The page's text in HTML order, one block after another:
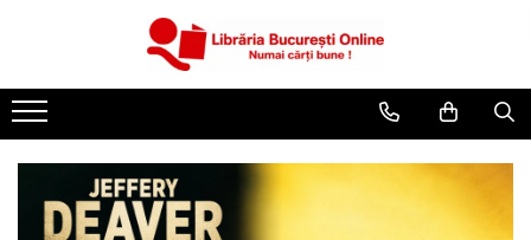
Artă și Enciclopedii
Beletristică
Business și Economie